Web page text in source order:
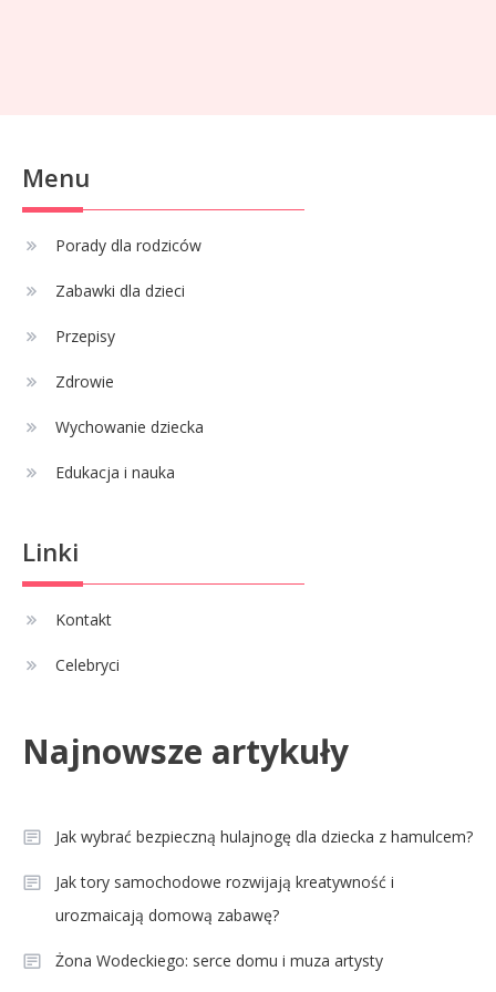
3
Celebryci
Menu
Porady dla rodziców
Zabawki dla dzieci
Przepisy
Zdrowie
Wychowanie dziecka
Edukacja i nauka
Linki
Kontakt
Celebryci
Najnowsze artykuły
Jak wybrać bezpieczną hulajnogę dla dziecka z hamulcem?
Jak tory samochodowe rozwijają kreatywność i
urozmaicają domową zabawę?
Żona Wodeckiego: serce domu i muza artysty